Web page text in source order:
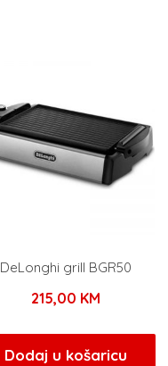
DeLonghi grill BGR50
215,00 KM
Dodaj u košaricu